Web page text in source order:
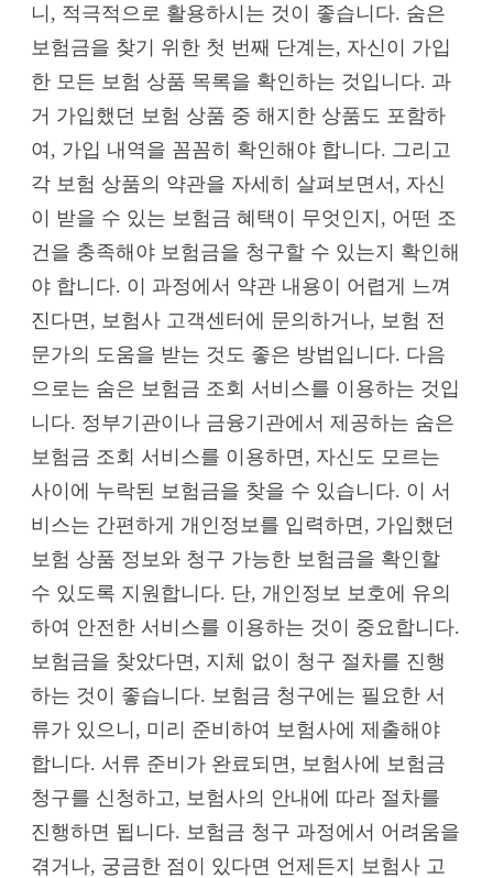
니, 적극적으로 활용하시는 것이 좋습니다. 숨은
보험금을 찾기 위한 첫 번째 단계는, 자신이 가입
한 모든 보험 상품 목록을 확인하는 것입니다. 과
거 가입했던 보험 상품 중 해지한 상품도 포함하
여, 가입 내역을 꼼꼼히 확인해야 합니다. 그리고
각 보험 상품의 약관을 자세히 살펴보면서, 자신
이 받을 수 있는 보험금 혜택이 무엇인지, 어떤 조
건을 충족해야 보험금을 청구할 수 있는지 확인해
야 합니다. 이 과정에서 약관 내용이 어렵게 느껴
진다면, 보험사 고객센터에 문의하거나, 보험 전
문가의 도움을 받는 것도 좋은 방법입니다. 다음
으로는 숨은 보험금 조회 서비스를 이용하는 것입
니다. 정부기관이나 금융기관에서 제공하는 숨은
보험금 조회 서비스를 이용하면, 자신도 모르는
사이에 누락된 보험금을 찾을 수 있습니다. 이 서
비스는 간편하게 개인정보를 입력하면, 가입했던
보험 상품 정보와 청구 가능한 보험금을 확인할
수 있도록 지원합니다. 단, 개인정보 보호에 유의
하여 안전한 서비스를 이용하는 것이 중요합니다.
보험금을 찾았다면, 지체 없이 청구 절차를 진행
하는 것이 좋습니다. 보험금 청구에는 필요한 서
류가 있으니, 미리 준비하여 보험사에 제출해야
합니다. 서류 준비가 완료되면, 보험사에 보험금
청구를 신청하고, 보험사의 안내에 따라 절차를
진행하면 됩니다. 보험금 청구 과정에서 어려움을
겪거나, 궁금한 점이 있다면 언제든지 보험사 고